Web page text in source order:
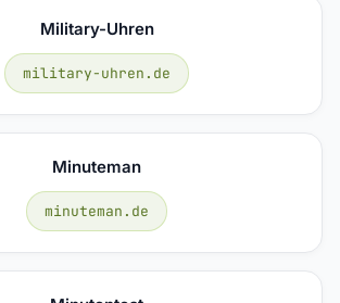
Military-Uhren
military-uhren.de
Minuteman
minuteman.de